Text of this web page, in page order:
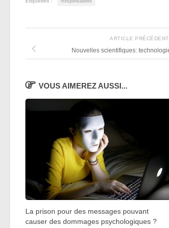
Responsabilité
ARTICLE PRÉCÉDENT
Nouvelles scientifiques:
VOUS AIMEREZ AUSSI...
La prison pour des messages pouvant
causer des dommages psychologiques ?